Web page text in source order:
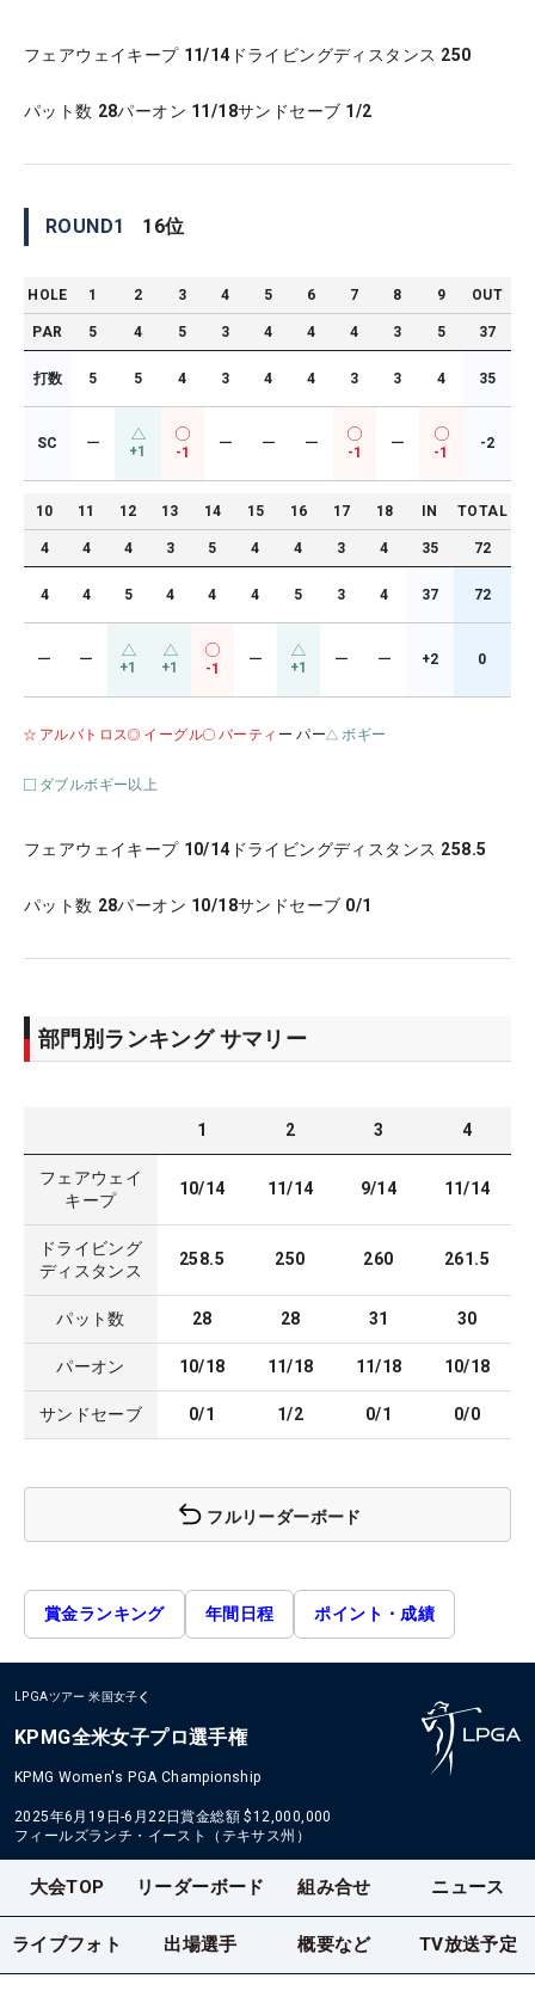
フェアウェイキープ 11/14 ドライビングディスタンス 250
パット数 28パーオン 11/18サンドセーブ 1/2
ROUND1 16位
HOLE 1 2 3 4 5 6 7 8 9 OUT
PAR 5 4 5 3 4 4 4 3 5 37
打数 5 5 4 3 4 4 3 3 4 35
SC ー +1 -1
ー ー ー
-1
ー
-1
-2
10 11 12 13 14 15 16 17 18 IN TOTAL
4 4 4 3 5 4 4 3 4 35 72
4 4 5 4 4 4 5 3 4 37 72
ー ー +1 +1 -1
ー +1 ー ー +2 0
アルバトロス イーグル バーティ ー パー ボギー
ダブルボギー以上
フェアウェイキープ 10/14 ドライビングディスタンス 258.5
パット数 28パーオン 10/18サンドセーブ 0/1
部門別ランキング サマリー
1 2 3 4
フェアウェイ
キープ
10/14 11/14 9/14 11/14
ドライビング
ディスタンス
258.5 250 260 261.5
パット数 28 28 31 30
パーオン 10/18 11/18 11/18 10/18
サンドセーブ 0/1 1/2 0/1 0/0
フルリーダーボード
賞金ランキング 年間日程 ポイント・成績
LPGAツアー 米国女子
KPMG全米女子プロ選手権
KPMG Women's PGA Championship
2025年6月19日-6月22日賞金総額 $12,000,000
フィールズランチ・イースト（テキサス州）
大会TOP リーダーボード 組み合せ ニュース
ライブフォト 出場選手 概要など TV放送予定